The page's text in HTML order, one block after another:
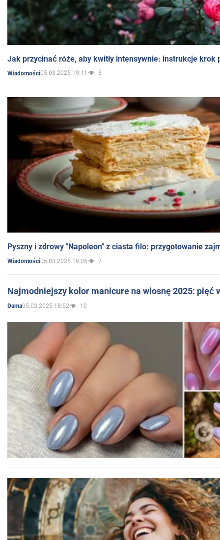
Jak przycinać róże, aby kwitły intensywnie: instrukcje krok
Wiadomości05.03.2025 19:11 3
Pyszny i zdrowy "Napoleon" z ciasta filo: przygotowanie
Wiadomości05.03.2025 19:05 7
Najmodniejszy kolor manicure na wiosnę 2025: pięć
Dama05.03.2025 18:52 10